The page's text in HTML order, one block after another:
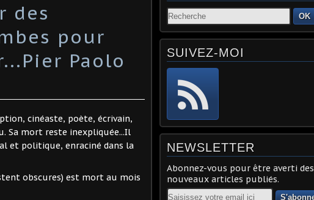
des
pour
Paolo
cinéaste, poète, écrivain,
Sa mort reste inexpliquée...Il
et politique, enraciné dans la
obscures) est mort au mois
OK
SUIVEZ-MOI
NEWSLETTER
Abonnez-vous pour être averti des
nouveaux articles publiés.
Email